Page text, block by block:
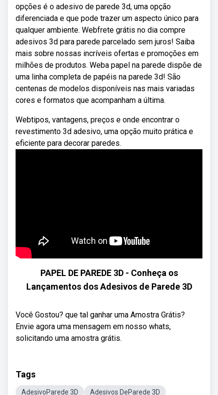
opções é o adesivo de parede 3d, uma opção
diferenciada e que pode trazer um aspecto único para
qualquer ambiente. Webfrete grátis no dia compre
adesivos 3d para parede parcelado sem juros! Saiba
mais sobre nossas incríveis ofertas e promoções em
milhões de produtos. Weba papel na parede dispõe de
uma linha completa de papéis na parede 3d! São
centenas de modelos disponíveis nas mais variadas
cores e formatos que acompanham a última.
Webtipos, vantagens, preços e onde encontrar o
revestimento 3d adesivo, uma opção muito prática e
eficiente para decorar paredes.
PAPEL DE PAREDE 3D - Conheça os
Lançamentos dos Adesivos de Parede 3D
Você Gostou? que tal ganhar uma Amostra Grátis?
Envie agora uma mensagem em nosso whats,
solicitando uma amostra grátis.
Tags
AdesivoParede 3D Adesivos DeParede 3D